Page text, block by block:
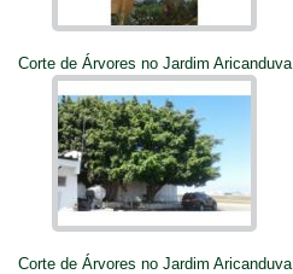
Corte de Árvores no Jardim Aricanduva
Corte de Árvores no Jardim Aricanduva